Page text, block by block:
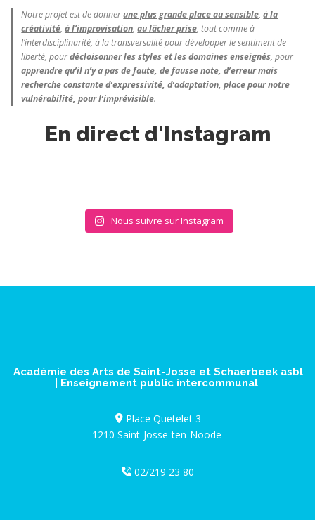
Notre projet est de donnerune plus grande place au sensible,à la
créativité,à l’improvisation,au lâcher prise, tout comme à
l’interdisciplinarité, à la transversalité pour développer le sentiment de
liberté, pourdécloisonner les styles et les domaines enseignés, pour
apprendre qu’il n’y a pas de faute, de fausse note, d’erreur mais
recherche constante d’expressivité, d’adaptation, place pour notre
vulnérabilité, pour l’imprévisible.
En direct d'Instagram
Nous suivre sur Instagram
Académie des Arts de Saint-Josse et Schaerbeek asbl
| Enseignement public intercommunal
Place Quetelet 3
1210 Saint-Josse-ten-Noode
02/219 23 80